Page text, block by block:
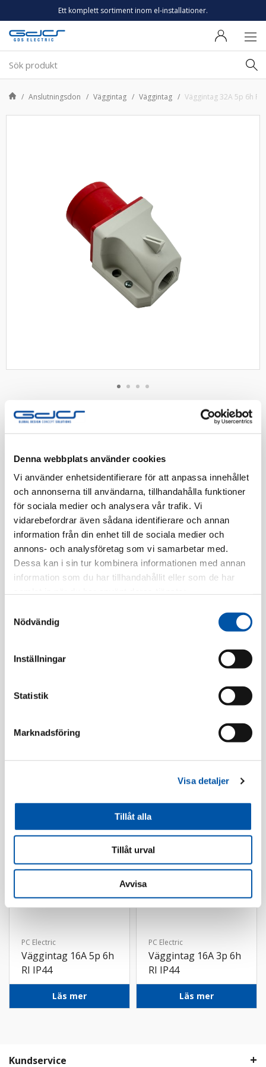
Denna webbplats använder cookies
Vi använder enhetsidentifierare för att anpassa innehållet
och annonserna till användarna, tillhandahålla funktioner
för sociala medier och analysera vår trafik. Vi
vidarebefordrar även sådana identifierare och annan
information från din enhet till de sociala medier och
annons- och analysföretag som vi samarbetar med.
Dessa kan i sin tur kombinera informationen med annan
information som du har tillhandahållit eller som de har
Nödvändig
Inställningar
Statistik
Marknadsföring
Visa detaljer
Tillåt alla
Tillåt urval
Avvisa
Ett komplett sortiment inom el-installationer.
Anslutningsdon Väggintag Väggintag Väggintag 32A 5p 6h RI
Väggintag 32A 5p 6h RI IP44
Väggintag IEC/CEE IP44
Artnr:
525-6
EAN-kod:
9003399525063
Specifikation
PC Electric
Väggintag 16A 5p 6h
RI IP44
Läs mer
PC Electric
Väggintag 16A 3p 6h
RI IP44
Läs mer
Kundservice